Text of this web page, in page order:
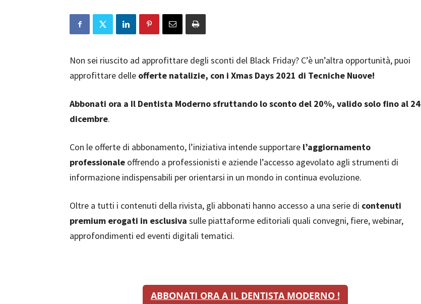
Non sei riuscito ad approfittare degli sconti del Black Friday? C’è un’altra opportunità, puoi
approfittare delle offerte natalizie, con i Xmas Days 2021 di Tecniche Nuove!
Abbonati ora a Il Dentista Moderno sfruttando lo sconto del 20%, valido solo fino al 24
dicembre.
Con le offerte di abbonamento, l’iniziativa intende supportare l’aggiornamento
professionale offrendo a professionisti e aziende l’accesso agevolato agli strumenti di
informazione indispensabili per orientarsi in un mondo in continua evoluzione.
Oltre a tutti i contenuti della rivista, gli abbonati hanno accesso a una serie di contenuti
premium erogati in esclusiva sulle piattaforme editoriali quali convegni, fiere, webinar,
approfondimenti ed eventi digitali tematici.
ABBONATI ORA A IL DENTISTA MODERNO !